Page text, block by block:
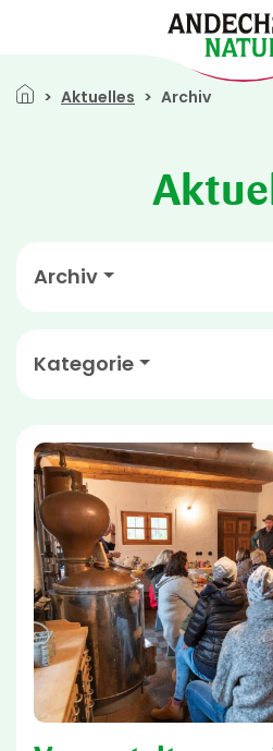
Pfadnavigation
Aktuelles Archiv
Archiv
Kategorie